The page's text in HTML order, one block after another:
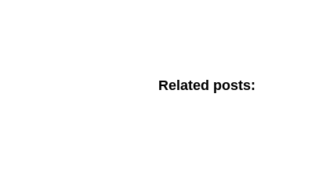
Related posts: